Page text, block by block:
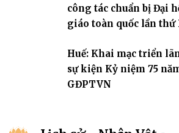
công tác chuẩn bị Đại
giáo toàn quốc lần thứ
Huế: Khai mạc triển
sự kiện Kỷ niệm 75
GĐPTVN